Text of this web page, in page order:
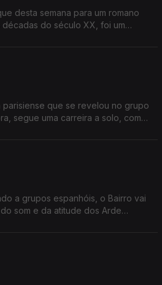
desta semana para um romano
do século XX, foi um
parisiense que se revelou no grupo
segue uma carreira a solo, com
a grupos espanhóis, o Bairro vai
som e da atitude dos Arde